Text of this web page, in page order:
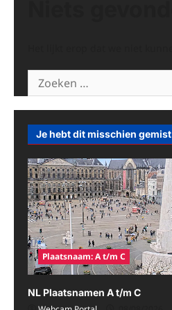
Zoeken
naar:
Je hebt dit misschien gemist
Plaatsnaam: A t/m C
NL Plaatsnamen A t/m C